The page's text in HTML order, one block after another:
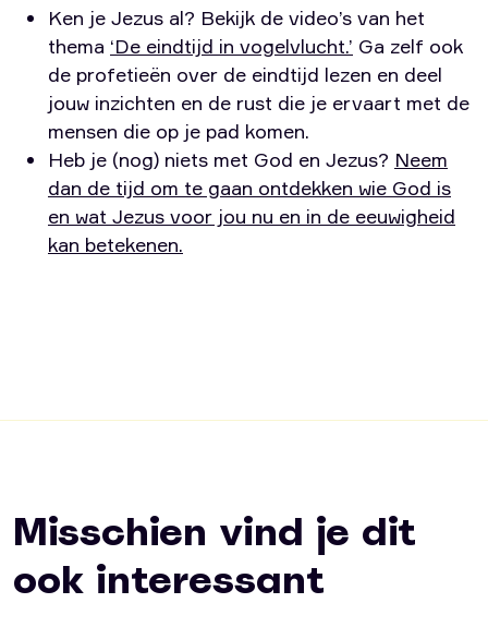
Ken je Jezus al? Bekijk de video’s van het
thema ‘De eindtijd in vogelvlucht.’ Ga zelf ook
de profetieën over de eindtijd lezen en deel
jouw inzichten en de rust die je ervaart met de
mensen die op je pad komen.
Heb je (nog) niets met God en Jezus? Neem
dan de tijd om te gaan ontdekken wie God is
en wat Jezus voor jou nu en in de eeuwigheid
kan betekenen.
Misschien vind je dit
ook interessant